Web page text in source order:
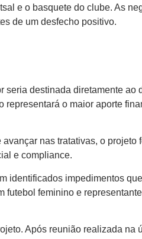
e o basquete do clube. As
de um desfecho positivo.
seria destinada diretamente ao
o maior aporte
nas tratativas, o projeto
e compliance.
identificados impedimentos
feminino e
Após reunião realizada na